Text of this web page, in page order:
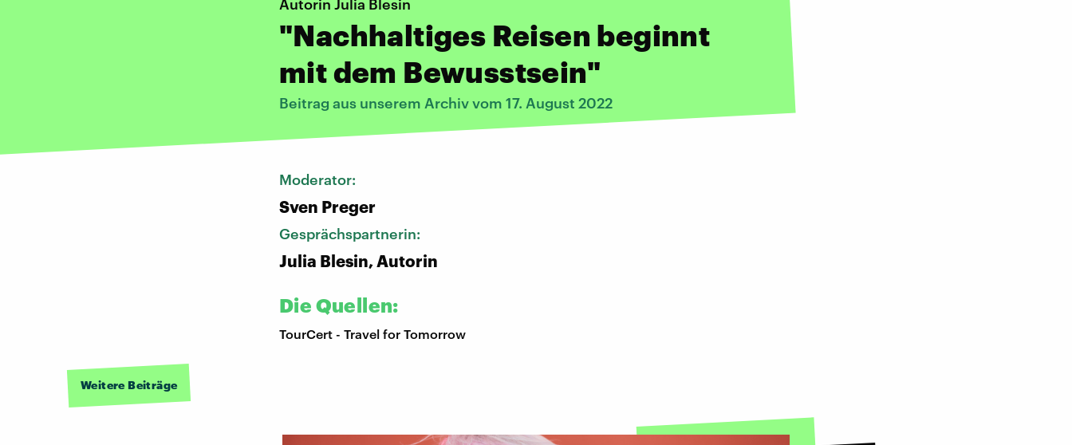
Autorin Julia Blesin
"Nachhaltiges Reisen beginnt
mit dem Bewusstsein"
Beitrag aus unserem Archiv vom 17. August 2022
Moderator:
Sven Preger
Gesprächspartnerin:
Julia Blesin, Autorin
Die Quellen:
TourCert - Travel for Tomorrow
Weitere Beiträge